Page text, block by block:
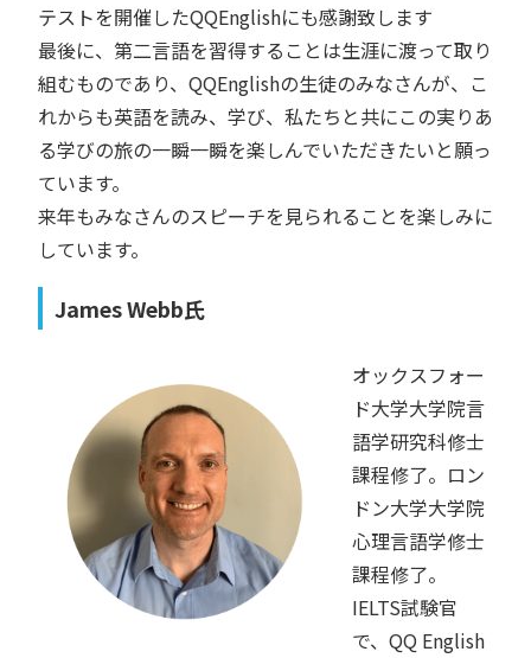
テストを開催したQQEnglishにも感謝致します
最後に、第二言語を習得することは生涯に渡って取り
組むものであり、QQEnglishの生徒のみなさんが、こ
れからも英語を読み、学び、私たちと共にこの実りあ
る学びの旅の一瞬一瞬を楽しんでいただきたいと願っ
ています。
来年もみなさんのスピーチを見られることを楽しみに
しています。
James Webb氏
オックスフォー
ド大学大学院言
語学研究科修士
課程修了。ロン
ドン大学大学院
心理言語学修士
課程修了。
IELTS試験官
で、QQ English